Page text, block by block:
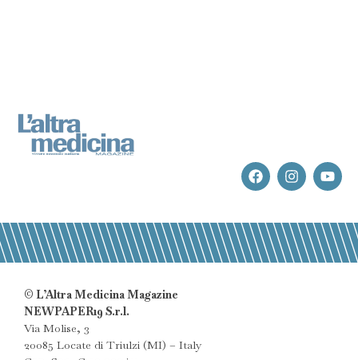
© L’Altra Medicina Magazine
NEWPAPER19 S.r.l.
Via Molise, 3
20085 Locate di Triulzi (MI) – Italy